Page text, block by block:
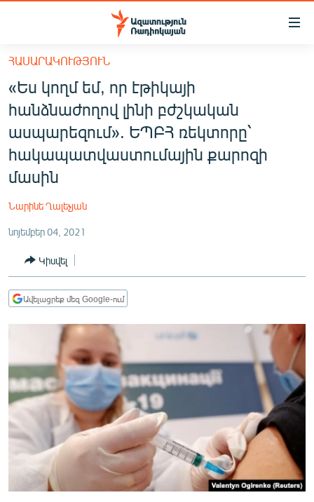
Մատչելիության
հիմնական
բովանդակությանը
Անցնել
հիմնական
մենյուին
Որոնում
ՀԱՅԱՍՏԱՆ
ՔԱՂԱՔԱԿԱՆ
ԸՆՏՐՈՒԹՅՈՒՆՆԵՐ 2026
ԻՐԱՎՈՒՆՔ
ՀԱՍԱՐԱԿՈՒԹՅՈՒՆ
ՊԱՏԵՐԱԶՄԻ 6 ՇԱԲԱԹՆԵՐԸ
ՏԱՐԱԾԱՇՐՋԱՆ
ՄԻՋԱԶԳԱՅԻՆ
ՄՇԱԿՈՒՅԹ
ՍՊՈՐՏ
ՄԵԿՆԱԲԱՆՈՒԹՅՈՒՆ
ՏՏ ԵՒ ԻՆՏԵՐՆԵՏ
ԿՈՐՈՆԱՎԻՐՈՒՍ
ԱՐԽԻՎ
ՀԱՍԱՐԱԿՈՒԹՅՈՒՆ
«Ես կողմ եմ, որ էթիկայի
հանձնաժողով լինի բժշկական
ասպարեզում». ԵՊԲՀ ռեկտորը՝
հակապատվաստումային քարոզի
մասին
Նարինե Ղալեչյան
նոյեմբեր 04, 2021
Կիսվել
Ավելացրեք մեզ Google-ում